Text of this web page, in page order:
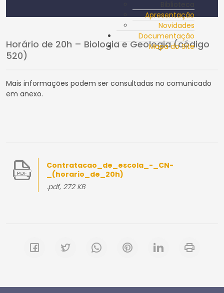
Apresentação
Novidades
Documentação
Mapa do Site
Horário de 20h – Biologia e Geologia (código
520)
Mais informações podem ser consultadas no comunicado
em anexo.
Contratacao_de_escola_-_CN-
_(horario_de_20h)
.pdf, 272 KB